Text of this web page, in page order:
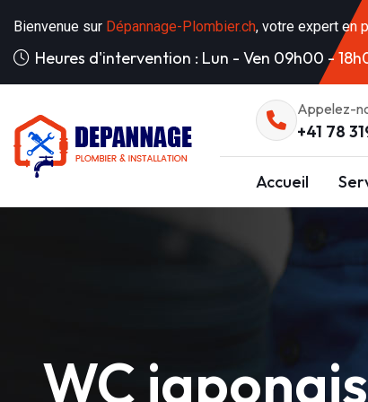
Bienvenue sur Dépannage-Plombier.ch, votre expert en
Heures d'intervention : Lun - Ven 09h00 -
Appelez-
+41 78
Accueil
WC